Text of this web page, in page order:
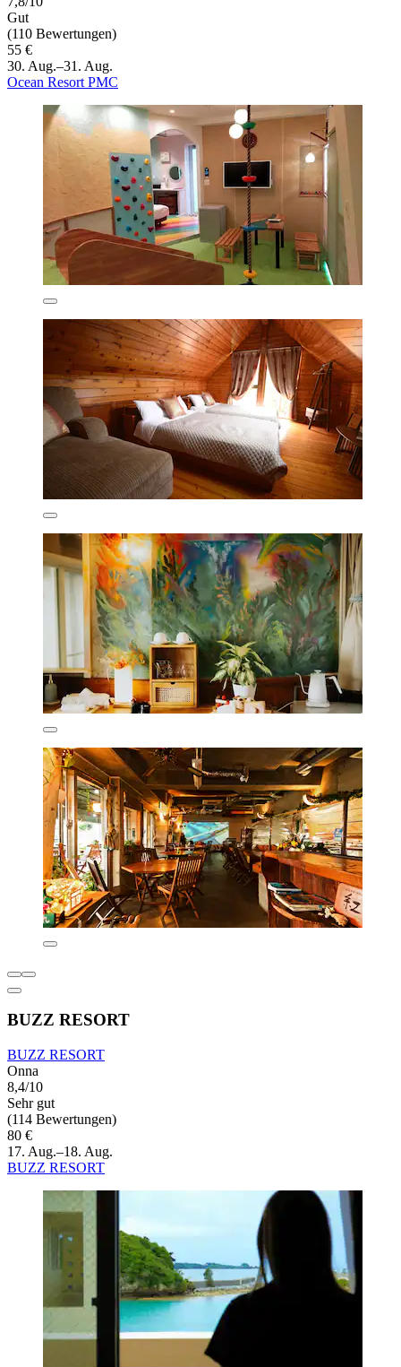
Gut
(110 Bewertungen)
55 €
30. Aug.–31. Aug.
Ocean Resort PMC
BUZZ RESORT
BUZZ RESORT
Onna
8,4/10
Sehr gut
(114 Bewertungen)
80 €
17. Aug.–18. Aug.
BUZZ RESORT